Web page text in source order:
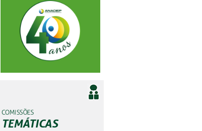
COMISSÕES
TEMÁTICAS